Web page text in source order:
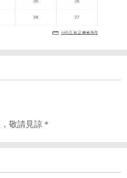
敬請見諒＊